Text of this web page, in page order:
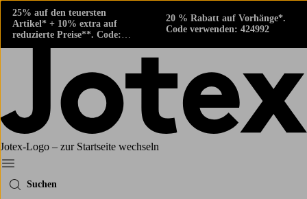
25% auf den teuersten
Artikel* + 10% extra auf
reduzierte Preise**. Code:
424882
20 % Rabatt auf Vorhänge*.
Code verwenden: 424992
Jotex-Logo – zur Startseite wechseln
Ellos‘ Menü
Suchen